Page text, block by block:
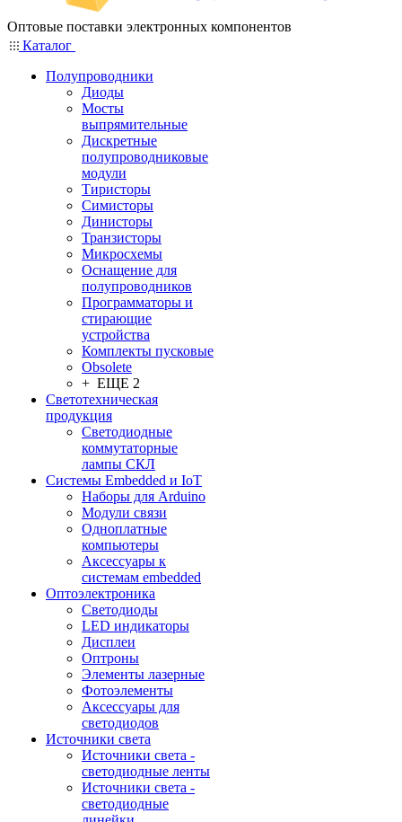
Оптовые поставки электронных компонентов
Каталог
Полупроводники
Диоды
Мосты
выпрямительные
Дискретные
полупроводниковые
модули
Тиристоры
Симисторы
Динисторы
Транзисторы
Микросхемы
Оснащение для
полупроводников
Программаторы и
стирающие
устройства
Комплекты пусковые
Obsolete
+ ЕЩЕ 2
Светотехническая
продукция
Светодиодные
коммутаторные
лампы СКЛ
Системы Embedded и IoT
Наборы для Arduino
Модули связи
Одноплатные
компьютеры
Аксессуары к
системам embedded
Oптоэлектроника
Светодиоды
LED индикаторы
Дисплеи
Оптроны
Элементы лазерные
Фотоэлементы
Аксессуары для
светодиодов
Источники света
Источники света -
светодиодные ленты
Источники света -
светодиодные